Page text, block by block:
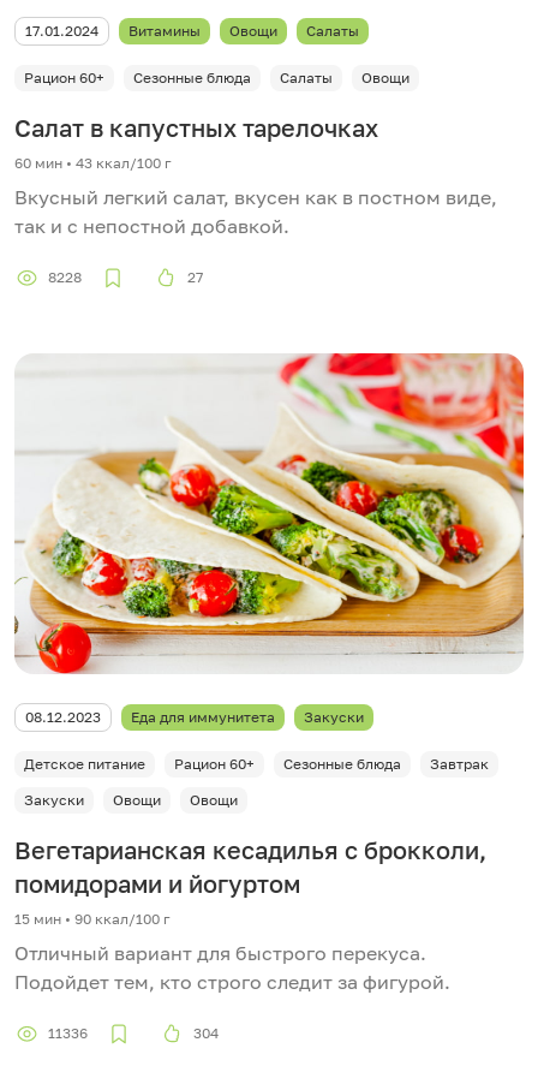
17.01.2024 Витамины Овощи Салаты
Рацион 60+ Сезонные блюда Салаты Овощи
Салат в капустных тарелочках
60 мин • 43 ккал/100 г
Вкусный легкий салат, вкусен как в постном виде,
так и с непостной добавкой.
8228 27
08.12.2023 Еда для иммунитета Закуски
Детское питание Рацион 60+ Сезонные блюда
Завтрак
Закуски
Овощи Овощи
Вегетарианская кесадилья с брокколи,
помидорами и йогуртом
15 мин • 90 ккал/100 г
Отличный вариант для быстрого перекуса.
Подойдет тем, кто строго следит за фигурой.
11336 304